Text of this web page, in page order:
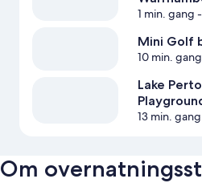
1 min. gang
Mini Golf
10 min. gang
Lake
13 min. gang
Om